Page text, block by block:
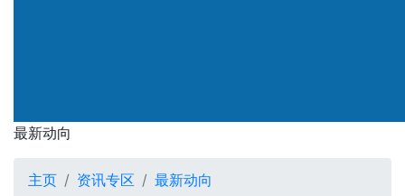
最新动向
最新动向
主页 资讯专区 最新动向